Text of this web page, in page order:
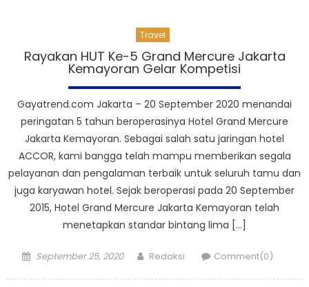
Travel
Rayakan HUT Ke-5 Grand Mercure Jakarta
Kemayoran Gelar Kompetisi
Gayatrend.com Jakarta – 20 September 2020 menandai
peringatan 5 tahun beroperasinya Hotel Grand Mercure
Jakarta Kemayoran. Sebagai salah satu jaringan hotel
ACCOR, kami bangga telah mampu memberikan segala
pelayanan dan pengalaman terbaik untuk seluruh tamu dan
juga karyawan hotel. Sejak beroperasi pada 20 September
2015, Hotel Grand Mercure Jakarta Kemayoran telah
menetapkan standar bintang lima […]
Posted
September 25, 2020 Author
Redaksi Comment(0)